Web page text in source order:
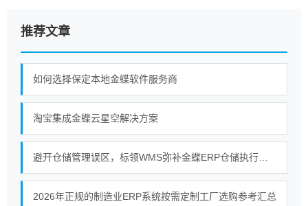
推荐文章
如何选择保定本地金蝶软件服务商
淘宝集成金蝶云星空解决方案
2026年正规的制造业ERP系统按需定制工厂选购参考汇总